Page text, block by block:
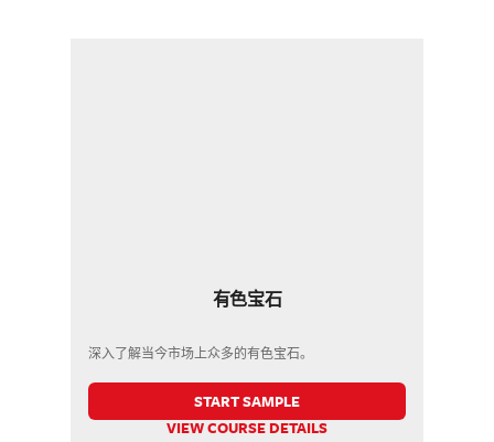
有色宝石
深入了解当今市场上众多的有色宝石。
START SAMPLE
VIEW COURSE DETAILS